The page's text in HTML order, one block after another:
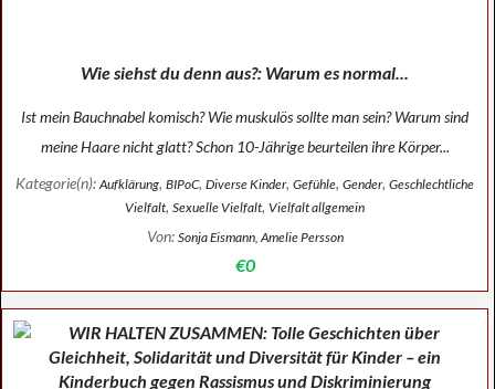
Wie siehst du denn aus?: Warum es normal...
Ist mein Bauchnabel komisch? Wie muskulös sollte man sein? Warum sind
meine Haare nicht glatt? Schon 10-Jährige beurteilen ihre Körper...
Kategorie(n): Aufklärung, BIPoC, Diverse Kinder, Gefühle, Gender, Geschlechtliche
Vielfalt, Sexuelle Vielfalt, Vielfalt allgemein
Von: Sonja Eismann, Amelie Persson
€0